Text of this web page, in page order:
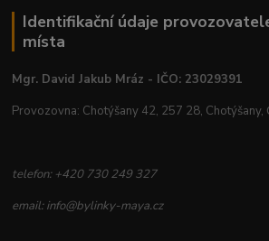
Identifikační údaje
místa
Mgr. David Jakub Mráz - IČO: 23029391
Provozovna: Chotýšany 42, 257 28, Chotýšany,
telefon: +420 730 249 327
email: info@bylinky-maya.cz